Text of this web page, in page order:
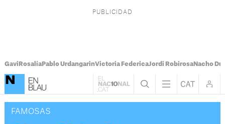
Gavi RosalíaPablo UrdangarinVictoria FedericaJordi RobirosaNacho
FAMOSAS